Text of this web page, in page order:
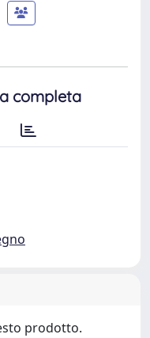
completa
prodotto.